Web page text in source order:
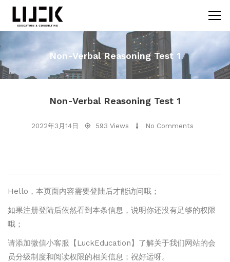
Non-Verbal Reasoning Test 1
Non-Verbal Reasoning Test 1
2022年3月14日 593 Views No Comments
Hello，本页面内容需要登陆后才能访问哦；
如果注册登陆后依然看到本条信息，说明你还没有足够的权限
哦；
请添加微信小客服【LuckEducation】了解关于我们网站的会
员分级制度和阅读权限的相关信息；祝好运呀。